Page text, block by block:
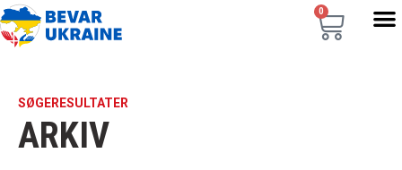
0
SØGERESULTATER
ARKIV